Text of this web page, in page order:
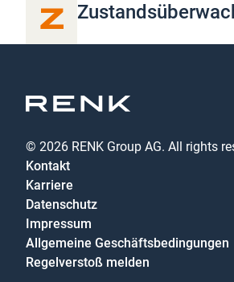
Z
© 2026 RENK Group AG. All rights
Kontakt
Karriere
Datenschutz
Impressum
Allgemeine Geschäftsbedingungen
Regelverstoß melden